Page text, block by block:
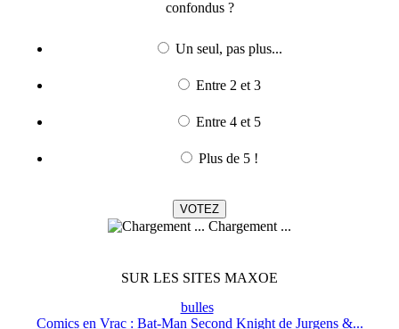
confondus ?
Un seul, pas plus...
Entre 2 et 3
Entre 4 et 5
Plus de 5 !
Chargement ...
SUR LES SITES MAXOE
bulles
Comics en Vrac : Bat-Man Second Knight de Jurgens &...